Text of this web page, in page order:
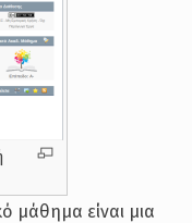
μάθημα είναι μια